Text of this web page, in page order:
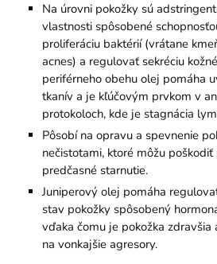
Na úrovni pokožky sú
vlastnosti spôsobené
proliferáciu baktérií (vrátane
acnes) a regulovať sekréciu
periférneho obehu olej pomáha
tkanív a je kľúčovým prvkom v
protokoloch, kde je stagnácia
Pôsobí na opravu a spevnenie
nečistotami, ktoré môžu
predčasné starnutie.
Juniperový olej pomáha
stav pokožky spôsobený
vďaka čomu je pokožka
na vonkajšie agresory.